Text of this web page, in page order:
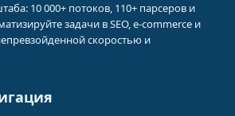
10 000+ потоков, 110+ парсеров и
задачи в SEO, e-commerce и
скоростью и